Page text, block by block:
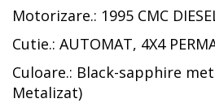
Motorizare.: 1995 CMC
Cutie.: AUTOMAT, 4X4
Culoare.: Black-sapphire
Metalizat)